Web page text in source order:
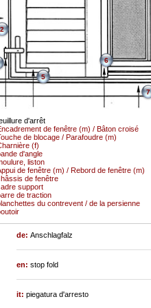
d'arrêt
de fenêtre (m) / Bâton croisé
2
de blocage / Parafoudre (m)
(f)
d'angle
5
liston
6
de fenêtre (m) / Rebord de fenêtre (m)
7
de fenêtre
support
de traction
du contrevent / de la persienne
de:Anschlagfalz
en:stop fold
it:piegatura d'arresto